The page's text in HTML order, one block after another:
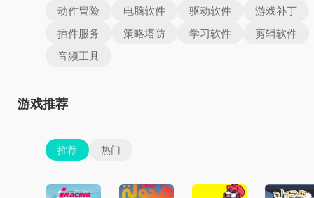
动作冒险 电脑软件 驱动软件
游戏补丁
插件服务
策略塔防 学习软件
剪辑软件
音频工具
游戏推荐
推荐 热门